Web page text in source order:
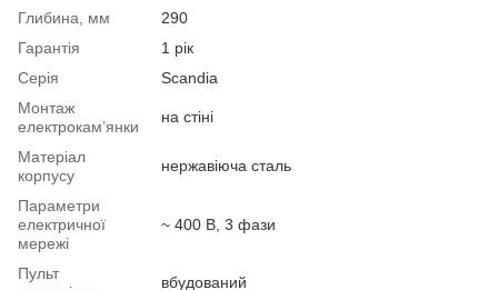
Глибина, мм
290
Гарантія
1 рік
Серія
Scandia
Монтаж
електрокам’янки
на стіні
Матеріал
корпусу
нержавіюча сталь
Параметри
електричної
мережі
~ 400 В, 3 фази
Пульт
вбудований